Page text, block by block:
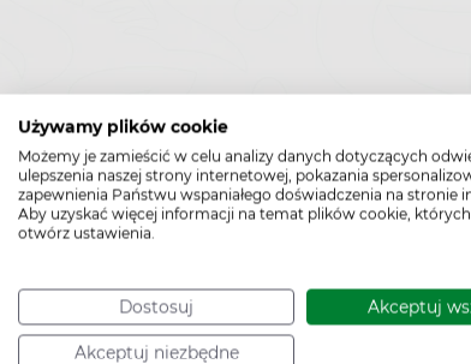
Używamy plików cookie
Możemy je zamieścić w celu analizy danych dotyczących
ulepszenia naszej strony internetowej, pokazania
zapewnienia Państwu wspaniałego doświadczenia na stronie
Aby uzyskać więcej informacji na temat plików cookie,
otwórz ustawienia.
Dostosuj Akceptuj
Akceptuj niezbędne